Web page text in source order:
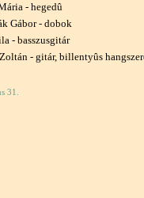
- hegedû
Gábor - dobok
- basszusgitár
- gitár, billentyûs
31.